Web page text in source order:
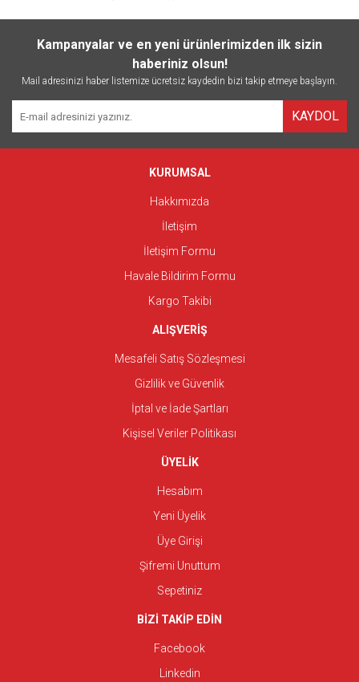
Kampanyalar ve en yeni ürünlerimizden ilk sizin
haberiniz olsun!
Mail adresinizi haber listemize ücretsiz kaydedin bizi takip etmeye başlayın.
KAYDOL
KURUMSAL
Hakkımızda
İletişim
İletişim Formu
Havale Bildirim Formu
Kargo Takibi
ALIŞVERİŞ
Mesafeli Satış Sözleşmesi
Gizlilik ve Güvenlik
İptal ve İade Şartları
Kişisel Veriler Politikası
ÜYELİK
Hesabım
Yeni Üyelik
Üye Girişi
Şifremi Unuttum
Sepetiniz
BİZİ TAKİP EDİN
Facebook
Linkedin